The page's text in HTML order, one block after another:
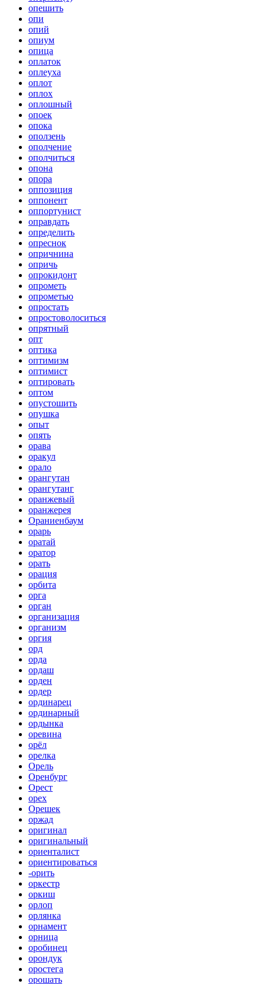
опешить
опи
опий
опиум
опица
оплаток
оплеуха
оплот
оплох
оплошный
опоек
опока
оползень
ополчение
ополчиться
опона
опора
оппозиция
оппонент
оппортунист
оправдать
определить
опреснок
опричнина
опричь
опрокидонт
опрометь
опрометью
опростать
опростоволоситься
опрятный
опт
оптика
оптимизм
оптимист
оптировать
оптом
опустошить
опушка
опыт
опять
орава
оракул
орало
орангутан
орангутанг
оранжевый
оранжерея
Ораниенбаум
орарь
оратай
оратор
орать
орация
орбита
орга
орган
организация
организм
оргия
орд
орда
ордаш
орден
ордер
ординарец
ординарный
ордынка
оревина
орёл
орелка
Орель
Оренбург
Орест
орех
Орешек
оржад
оригинал
оригинальный
ориенталист
ориентироваться
-орить
оркестр
оркиш
орлоп
орлянка
орнамент
орница
оробинец
орондук
оростега
орошать